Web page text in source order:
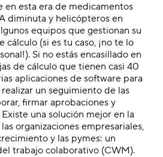
en esta era de medicamentos
diminuta y helicópteros en
equipos que gestionan su
cálculo (si es tu caso, ¡no te lo
Si no estás encasillado en
de cálculo que tienen casi 40
aplicaciones de software para
un seguimiento de las
firmar aprobaciones y
una solución mejor en la
organizaciones empresariales,
y las pymes: un
trabajo colaborativo (CWM).